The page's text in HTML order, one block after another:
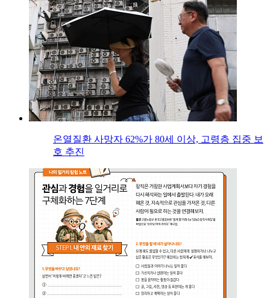
온열질환 사망자 62%가 80세 이상, 고령층 집중 보
호 추진